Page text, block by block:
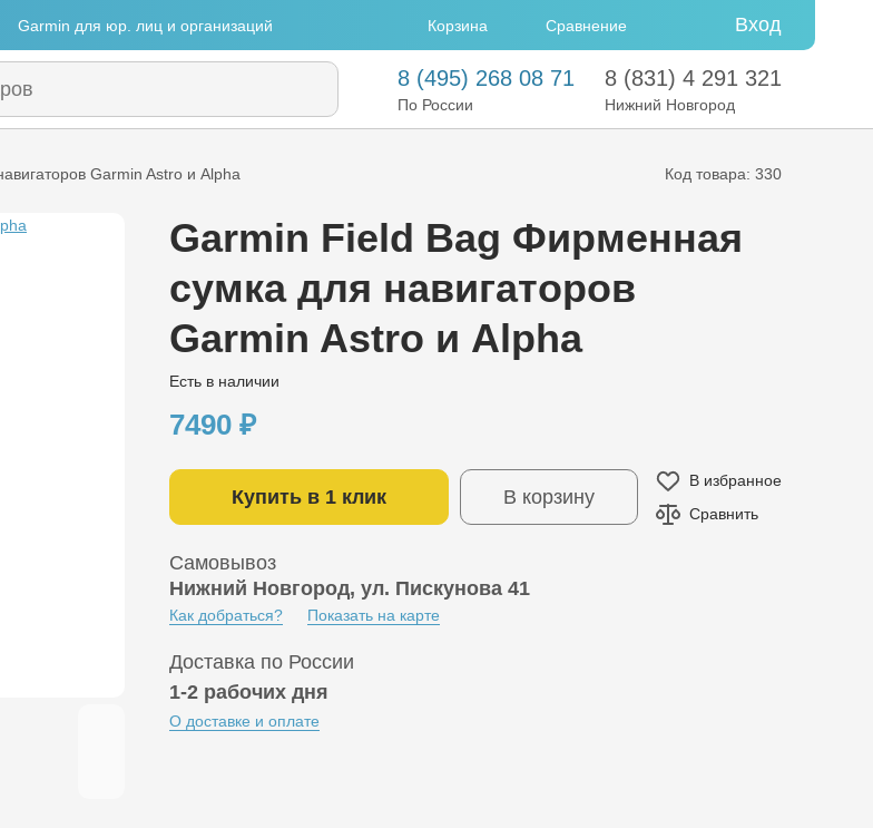
Garmin для юр. лиц и организаций Корзина Сравнение Вход
8 (495) 268 08 71
По России
8 (831) 4 291 321
Нижний Новгород
Garmin Astro и Alpha Код товара: 330
Garmin Field Bag Фирменная
сумка для навигаторов
Garmin Astro и Alpha
Есть в наличии
7490 ₽
Купить в 1 клик В корзину
В избранное
Сравнить
Самовывоз
Нижний Новгород, ул. Пискунова 41
Как добраться? Показать на карте
Доставка по России
1-2 рабочих дня
О доставке и оплате